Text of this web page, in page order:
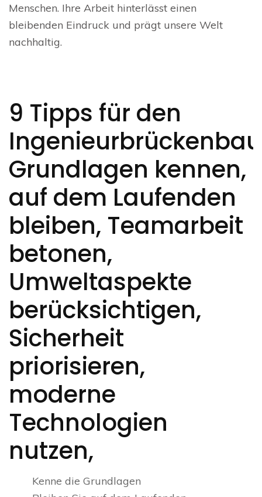
Menschen. Ihre Arbeit hinterlässt einen
bleibenden Eindruck und prägt unsere Welt
nachhaltig.
9 Tipps für den
Grundlagen kennen,
auf dem Laufenden
bleiben, Teamarbeit
betonen,
Umweltaspekte
berücksichtigen,
Sicherheit
priorisieren,
moderne
Technologien
nutzen,
Kenne die Grundlagen